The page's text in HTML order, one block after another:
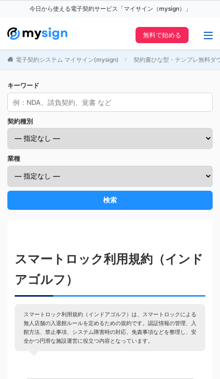
今日から使える電子契約サービス「マイサイン（mysign）」
無料で始める
電子契約システム マイサイン(mysign) 契約書ひな型・テンプレ無料ダ
キーワード
契約種別
業種
検索
スマートロック利用規約（インド
アゴルフ）
スマートロック利用規約（インドアゴルフ）は、スマートロックによる
無人店舗の入退館ルールを定めるための規約です。認証情報の管理、入
館方法、禁止事項、システム障害時の対応、免責事項などを整理し、安
全かつ円滑な施設運営に役立つ内容となっています。